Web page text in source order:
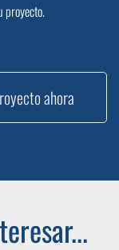
proyecto.
ahora